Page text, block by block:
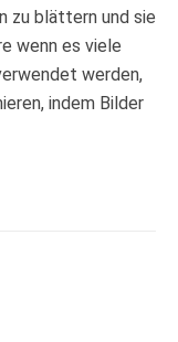
zu blättern und sie
wenn es viele
werden,
indem Bilder